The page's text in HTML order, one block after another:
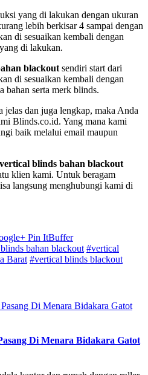
yang di lakukan dengan ukuran
lebih berkisar 4 sampai dengan
di sesuaikan kembali dengan
di lakukan.
blackout sendiri start dari
di sesuaikan kembali dengan
bahan serta merk blinds.
jelas dan juga lengkap, maka Anda
Blinds.co.id. Yang mana kami
baik melalui email maupun
vertical blinds bahan blackout
klien kami. Untuk beragam
langsung menghubungi kami di
Pin ItBuffer
bahan blackout #vertical
Barat #vertical blinds blackout
Di Menara Bidakara Gatot